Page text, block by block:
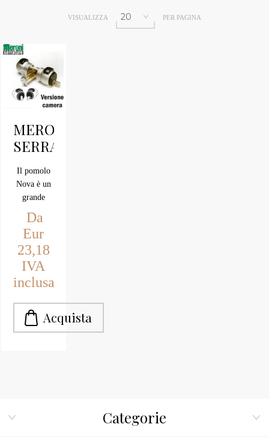
VISUALIZZA PER PAGINA
MERONI
SERRATURE
PREMI
APRI
Il pomolo
Nova è un
grande
classico,
presente da
decenni sul
mercato e
ancora oggi
molto
richiesto e
amato
grazie
Da
Eur
23,18
IVA
inclusa
Categorie